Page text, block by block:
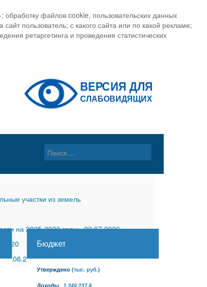
файлов cookie, пользовательских данных
пользователь; с какого сайта или по какой рекламе;
ретаргетинга и проведения статистических
участки из земель
на 2025-2030 годы-02.07.2026
30.06.2026
Бюджет
Утверждено (тыс. руб.)
Доходы 1 249 237,8